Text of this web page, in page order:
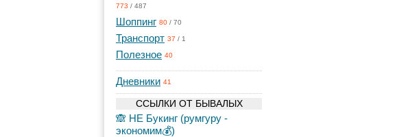
773 / 487
Шоппинг 80 / 70
Транспорт 37 / 1
Полезное 40
Дневники 41
ССЫЛКИ ОТ БЫВАЛЫХ
🙈 НЕ Букинг (румгуру -
экономим💰)